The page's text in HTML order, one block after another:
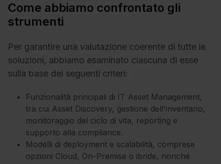
Come abbiamo confrontato gli
strumenti
Per garantire una valutazione coerente di tutte le
soluzioni, abbiamo esaminato ciascuna di esse
sulla base dei seguenti criteri:
Funzionalità principali di IT Asset Management,
tra cui Asset Discovery, gestione dell'inventario,
monitoraggio del ciclo di vita, reporting e
supporto alla compliance.
Modelli di deployment e scalabilità, comprese
opzioni Cloud, On-Premise o ibride, nonché